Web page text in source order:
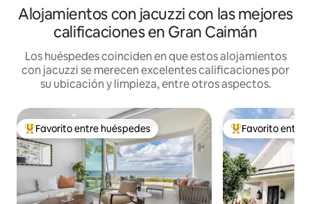
Alojamientos con jacuzzi con las mejores
calificaciones en Gran Caimán
Los huéspedes coinciden en que estos alojamientos
con jacuzzi se merecen excelentes calificaciones por
su ubicación y limpieza, entre otros aspectos.
Favorito entre los huéspedes más destacados
Favorito entre huéspedes Favorito entre
Favorito entre